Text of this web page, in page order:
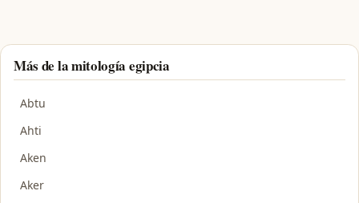
Más de la mitología egipcia
Abtu
Ahti
Aken
Aker